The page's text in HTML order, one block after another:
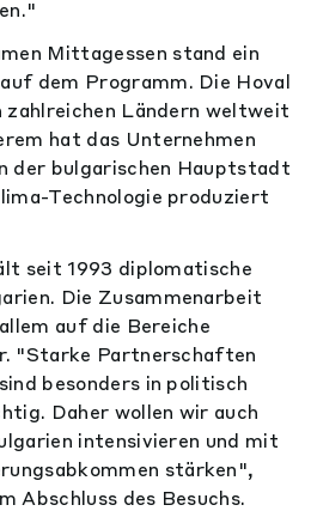
Mittagessen stand ein
dem Programm. Die Hoval
zahlreichen Ländern weltweit
hat das Unternehmen
der bulgarischen Hauptstadt
Technologie produziert
seit 1993 diplomatische
Die Zusammenarbeit
auf die Bereiche
"Starke Partnerschaften
besonders in politisch
Daher wollen wir auch
intensivieren und mit
stärken",
Abschluss des Besuchs.